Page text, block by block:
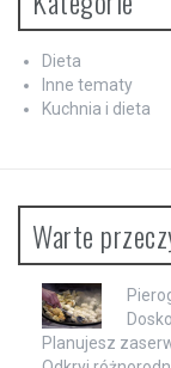
Dieta
Inne tematy
Kuchnia i dieta
Warte
Planujesz